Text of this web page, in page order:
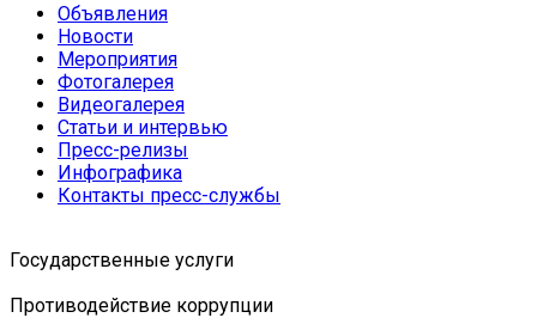
Объявления
Новости
Мероприятия
Фотогалерея
Видеогалерея
Статьи и интервью
Пресс-релизы
Инфографика
Контакты пресс-службы
Государственные услуги
Противодействие коррупции